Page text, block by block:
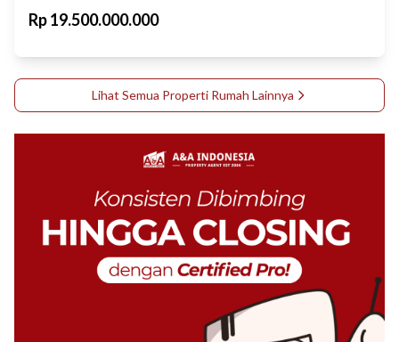
Rp19.500.000.000
Lihat Semua Properti Rumah Lainnya